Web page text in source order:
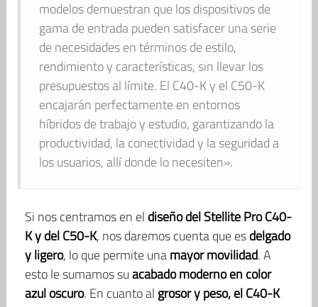
modelos demuestran que los dispositivos de
gama de entrada pueden satisfacer una serie
de necesidades en términos de estilo,
rendimiento y características, sin llevar los
presupuestos al límite. El C40-K y el C50-K
encajarán perfectamente en entornos
híbridos de trabajo y estudio, garantizando la
productividad, la conectividad y la seguridad a
los usuarios, allí donde lo necesiten».
Si nos centramos en el diseño del Stellite Pro C40-
K y del C50-K, nos daremos cuenta que esdelgado
y ligero, lo que permite unamayor movilidad. A
esto le sumamos suacabado moderno en color
azul oscuro. En cuanto al grosor y peso, el C40-K